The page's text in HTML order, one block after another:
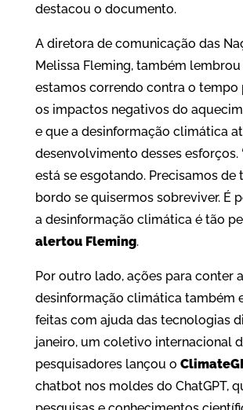
destacou o documento.
A diretora de comunicação das
Melissa Fleming, também
estamos correndo contra o tempo
os impactos negativos do
e que a desinformação climática
desenvolvimento desses esforços.
está se esgotando. Precisamos de
bordo se quisermos sobreviver. É
a desinformação climática é tão
alertou Fleming.
Por outro lado, ações para conter a
desinformação climática também
feitas com ajuda das tecnologias
janeiro, um coletivo internacional
pesquisadores lançou o
chatbot nos moldes do ChatGPT,